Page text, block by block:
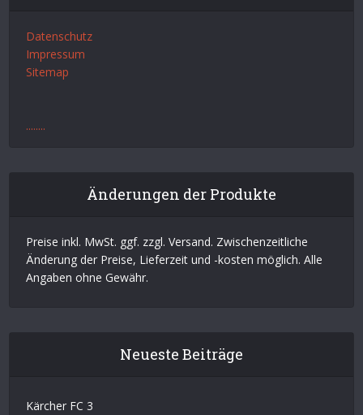
Datenschutz
Impressum
Sitemap
........
Änderungen der Produkte
Preise inkl. MwSt. ggf. zzgl. Versand. Zwischenzeitliche
Änderung der Preise, Lieferzeit und -kosten möglich. Alle
Angaben ohne Gewähr.
Neueste Beiträge
Kärcher FC 3